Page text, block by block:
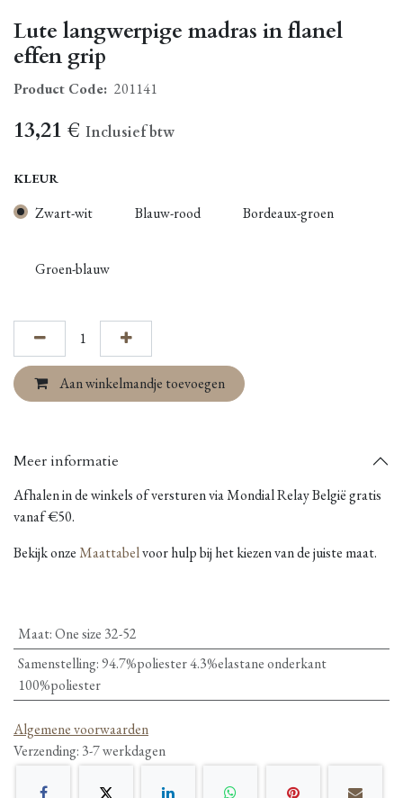
Lute langwerpige madras in flanel
effen grip
Product Code: 201141
13,21 € Inclusief btw
KLEUR
Zwart-wit Blauw-rood Bordeaux-groen
Groen-blauw
Aan winkelmandje toevoegen
Meer informatie
Afhalen in de winkels of versturen via Mondial Relay België gratis
vanaf €50.
Bekijk onzeMaattabelvoor hulp bij het kiezen van de juiste maat.
Maat:One size 32-52
Samenstelling:94.7%poliester 4.3%elastane onderkant
100%poliester
Algemene voorwaarden
Verzending: 3-7 werkdagen